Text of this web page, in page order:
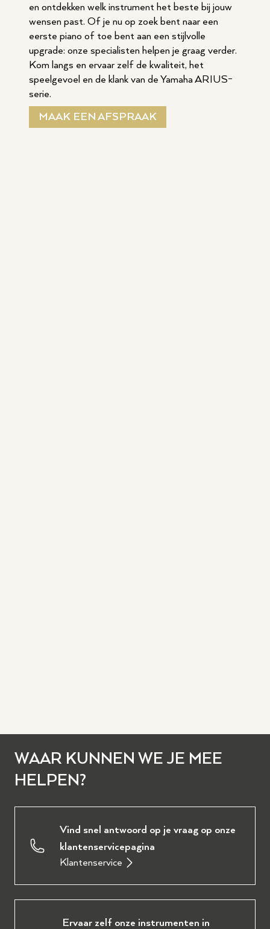
en ontdekken welk instrument het beste bij jouw
wensen past. Of je nu op zoek bent naar een
eerste piano of toe bent aan een stijlvolle
upgrade: onze specialisten helpen je graag verder.
Kom langs en ervaar zelf de kwaliteit, het
speelgevoel en de klank van de Yamaha ARIUS-
serie.
MAAK EEN AFSPRAAK
WAAR KUNNEN WE JE MEE
HELPEN?
Vind snel antwoord op je vraag op onze
klantenservicepagina
Klantenservice
Ervaar zelf onze instrumenten in